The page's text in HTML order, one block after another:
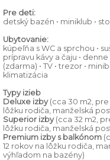
Pre deti:
detský bazén • miniklub •
Ubytovanie:
kúpeľňa s WC a sprchou •
prípravu kávy a čaju •
(zdarma) • TV • trezor •
klimatizácia
Typy izieb
Deluxe izby(cca 30 m2, pre
lôžku rodiča, manželská
Superior izby(cca 32 m2,
lôžku rodiča, manželská
Premium izby s balkónom
12 rokov na lôžku rodiča,
výhľadom na bazény)